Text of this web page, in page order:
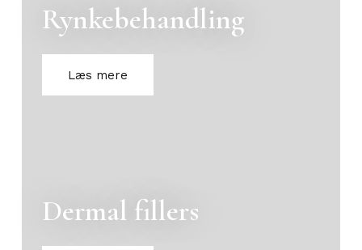
Rynkebehandling
Læs mere
Dermal fillers